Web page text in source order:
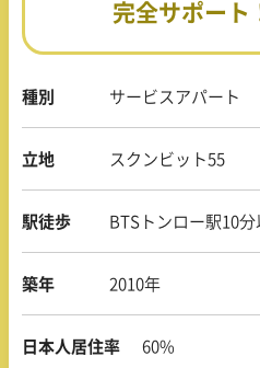
種別 サービスアパート
立地 スクンビット55
駅徒歩 BTSトンロー駅10分
築年 2010年
日本人居住率 60%
完全サポート